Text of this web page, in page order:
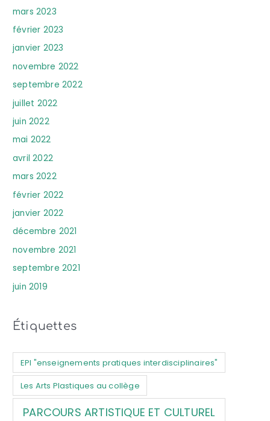
mars 2023
février 2023
janvier 2023
novembre 2022
septembre 2022
juillet 2022
juin 2022
mai 2022
avril 2022
mars 2022
février 2022
janvier 2022
décembre 2021
novembre 2021
septembre 2021
juin 2019
Étiquettes
EPI "enseignements pratiques interdisciplinaires"
Les Arts Plastiques au collège
PARCOURS ARTISTIQUE ET CULTUREL